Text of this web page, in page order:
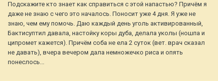
Подскажите кто знает как справиться с этой напастью? Причём я
даже не знаю с чего это началось. Поносит уже 4 дня. Я уже не
знаю, чем ему помочь. Даю каждый день уголь активированный,
Бактисуптил давала, настойку коры дуба, делала уколы (ношпа и
ципромет кажется). Причём соба не ела 2 суток (вет. врач сказал
не давать), вчера вечером дала немножечко риса и опять
понеслось...